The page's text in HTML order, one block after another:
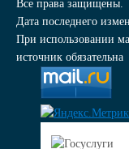
Все права защищены.
Дата последнего
При использовании
источник обязательна